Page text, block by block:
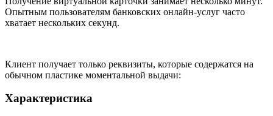
Опытным пользователям банковских онлайн-услуг часто
хватает нескольких секунд.
Клиент получает только реквизиты, которые содержатся на
обычном пластике моментальной выдачи:
Характеристика